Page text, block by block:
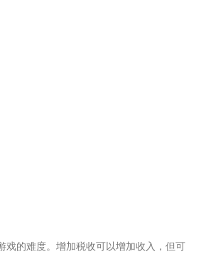
戏的难度。增加税收可以增加收入，但可